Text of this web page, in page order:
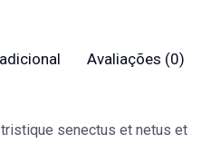
Avaliações (0)
senectus et netus et